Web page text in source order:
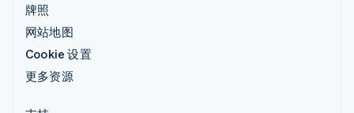
牌照
网站地图
Cookie 设置
更多资源